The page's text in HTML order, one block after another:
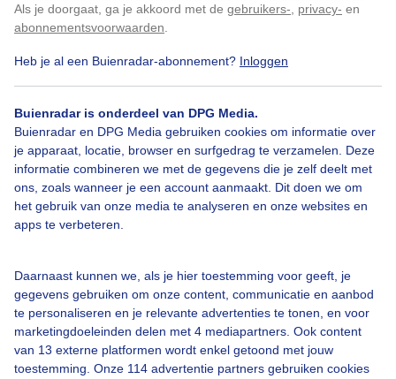
Als je doorgaat, ga je akkoord met de gebruikers- privacy- en
abonnementsvoorwaarden
Heb je al een Buienradar-abonnement? Inloggen
Buienradar is onderdeel van DPG Media.
Buienradar en DPG Media gebruiken cookies om informatie over
je apparaat, locatie, browser en surfgedrag te verzamelen. Deze
informatie combineren we met de gegevens die je zelf deelt met
ons, zoals wanneer je een account aanmaakt. Dit doen we om
het gebruik van onze media te analyseren en onze websites en
apps te verbeteren.
Daarnaast kunnen we, als je hier toestemming voor geeft, je
gegevens gebruiken om onze content, communicatie en aanbod
te personaliseren en je relevante advertenties te tonen, en voor
marketingdoeleinden delen met 4 mediapartners. Ook content
van 13 externe platformen wordt enkel getoond met jouw
toestemming. Onze 114 advertentie partners gebruiken cookies
Lente Zon Wolken
Bekijk slideshow
Klik hierom dit aan te passen